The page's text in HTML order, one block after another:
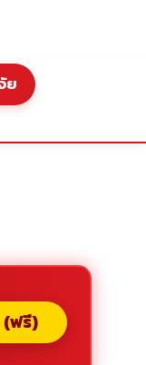
ย
(ฟรี)